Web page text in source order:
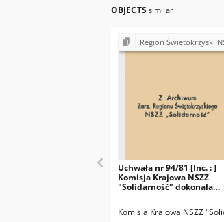
OBJECTS similar
Region Świętokrzyski NSZZ "Solidarność". Delegatura Ostrowiec Świętokrzyski (1980-
Uchwała nr 94/81 [Inc. : ]
Komisja Krajowa NSZZ
"Solidarność" dokonała
Komisja Krajowa NSZZ